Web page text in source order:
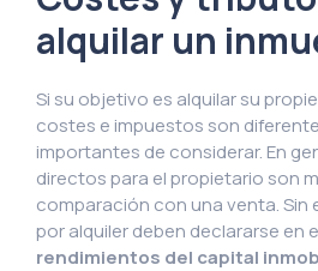
alquilar un
Si su objetivo es alquilar su
costes e impuestos son
importantes de considerar. En
directos para el propietario son
comparación con una venta. Sin
por alquiler deben declararse en
rendimientos del capital